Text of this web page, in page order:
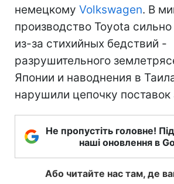
немецкому Volkswagen. В
производство Toyota
из-за стихийных бедствий -
разрушительного
Японии и наводнения в
нарушили цепочку поставок
Не пропустіть головне!
наші оновлення в
Або читайте нас там, де